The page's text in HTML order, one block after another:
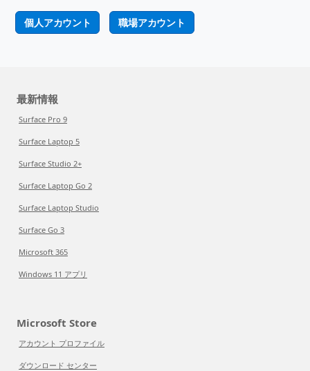
個人アカウント 職場アカウント
最新情報
Surface Pro 9
Surface Laptop 5
Surface Studio 2+
Surface Laptop Go 2
Surface Laptop Studio
Surface Go 3
Microsoft 365
Windows 11 アプリ
Microsoft Store
アカウント プロファイル
ダウンロード センター